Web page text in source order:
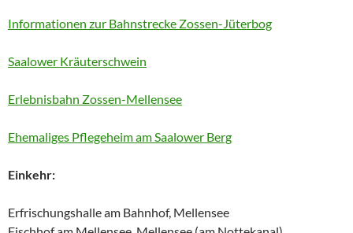
Informationen zur Bahnstrecke Zossen-Jüterbog
Saalower Kräuterschwein
Erlebnisbahn Zossen-Mellensee
Ehemaliges Pflegeheim am Saalower Berg
Einkehr:
Erfrischungshalle am Bahnhof, Mellensee